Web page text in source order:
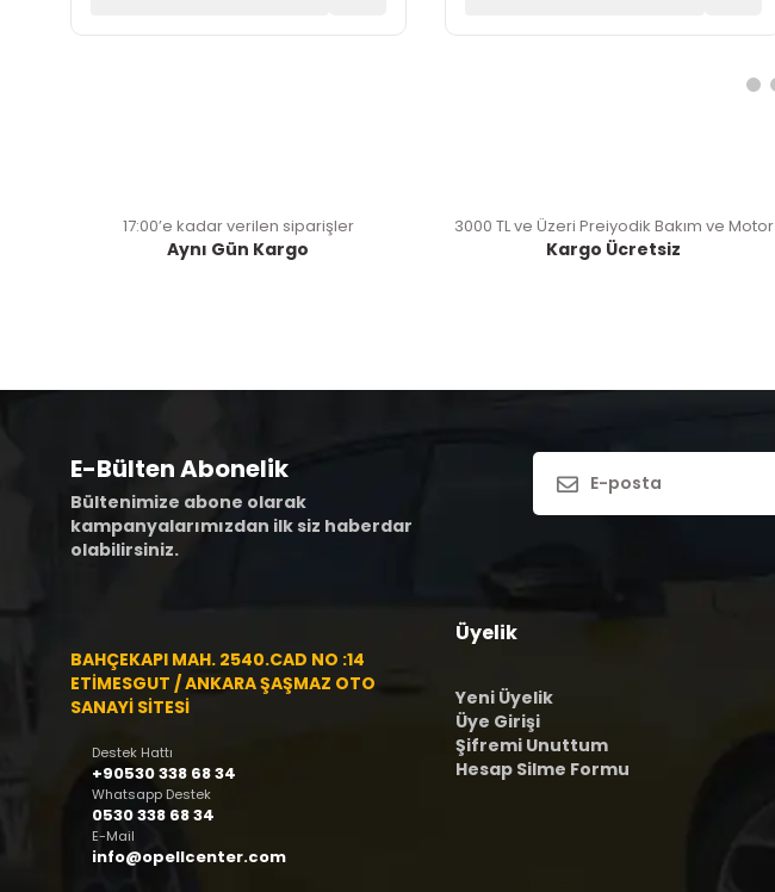
17:00’e kadar verilen siparişler
Aynı Gün Kargo
3000 TL ve Üzeri Preiyodik Bakım ve Motor
Kargo Ücretsiz
E-Bülten Abonelik
Bültenimize abone olarak
kampanyalarımızdan ilk siz haberdar
olabilirsiniz.
BAHÇEKAPI MAH. 2540.CAD NO :14
ETİMESGUT / ANKARA ŞAŞMAZ OTO
SANAYİ SİTESİ
Destek Hattı
+90530 338 68 34
Whatsapp Destek
0530 338 68 34
E-Mail
info@opellcenter.com
Üyelik
Yeni Üyelik
Üye Girişi
Şifremi Unuttum
Hesap Silme Formu